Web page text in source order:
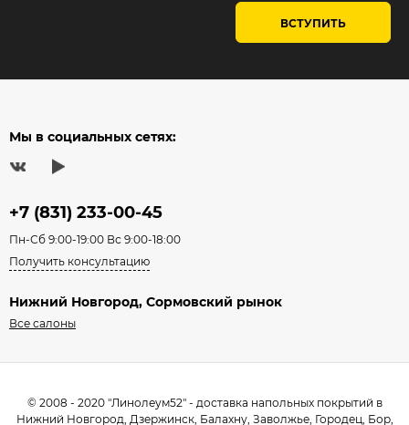
ВСТУПИТЬ
Мы в социальных сетях:
+7 (831) 233-00-45
Пн-Сб 9:00-19:00 Вс 9:00-18:00
Получить консультацию
Нижний Новгород, Сормовский рынок
Все салоны
© 2008 - 2020 "Линолеум52" - доставка напольных покрытий в
Нижний Новгород, Дзержинск, Балахну, Заволжье, Городец, Бор,